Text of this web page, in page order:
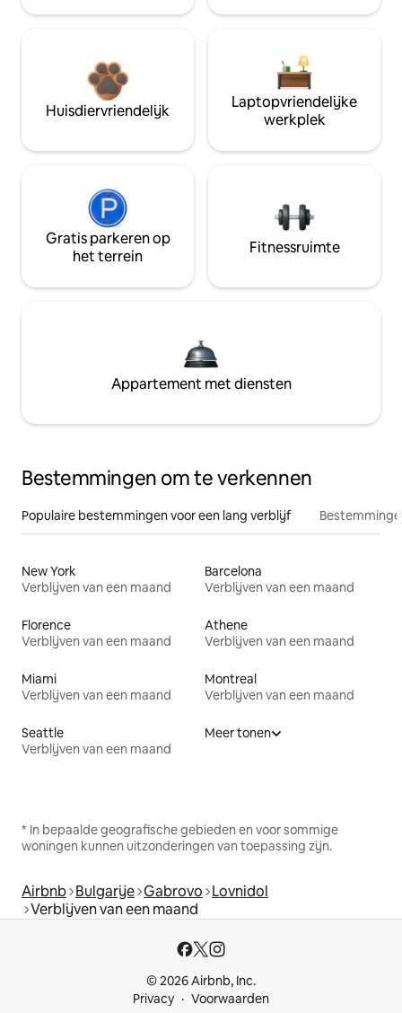
Huisdiervriendelijk
Laptopvriendelijke
werkplek
Gratis parkeren op
het terrein
Fitnessruimte
Appartement met diensten
Bestemmingen om te verkennen
Populaire bestemmingen voor een lang verblijf
New York
Verblijven van een maand
Barcelona
Verblijven van een maand
Florence
Verblijven van een maand
Athene
Verblijven van een maand
Miami
Verblijven van een maand
Montreal
Verblijven van een maand
Seattle
Verblijven van een maand
Meer tonen
* In bepaalde geografische gebieden en voor sommige
woningen kunnen uitzonderingen van toepassing zijn.
Airbnb Bulgarije Gabrovo Lovnidol
Verblijven van een maand
© 2026 Airbnb, Inc.
Privacy
Voorwaarden